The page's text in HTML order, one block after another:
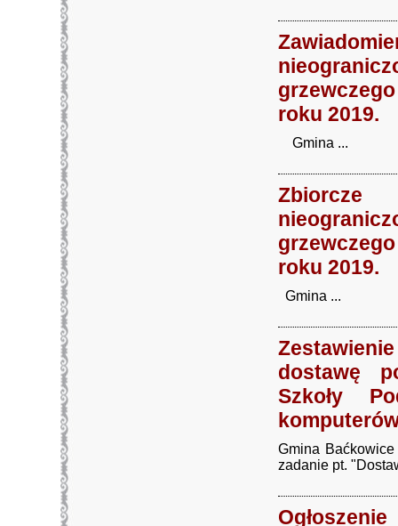
roku 2019.
Gmina ...
roku 2019.
Gmina ...
dostawę
Szkoły
Gmina
zadanie pt.